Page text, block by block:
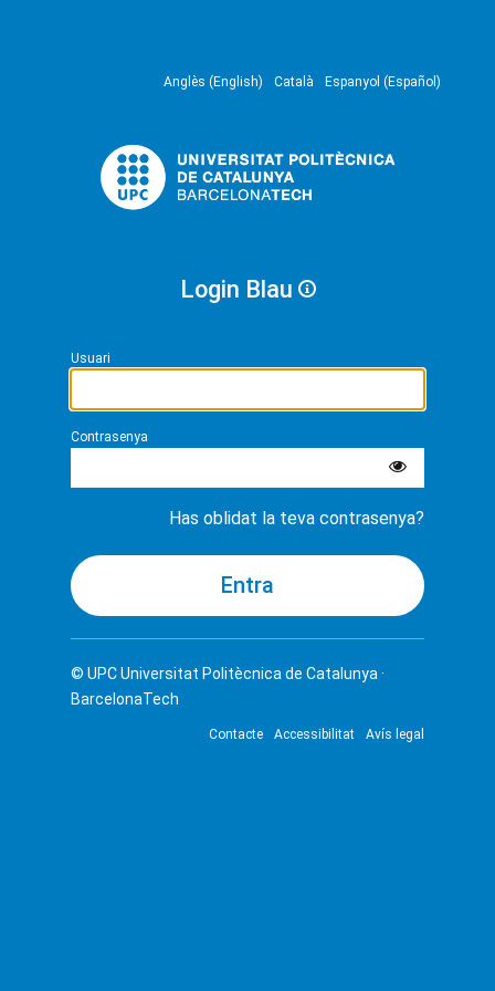
Anglès (English) Català Espanyol (Español)
Login Blau
Usuari
Contrasenya
Has oblidat la teva contrasenya?
© UPCUniversitat Politècnica de Catalunya ·
BarcelonaTech
Contacte Accessibilitat Avís legal